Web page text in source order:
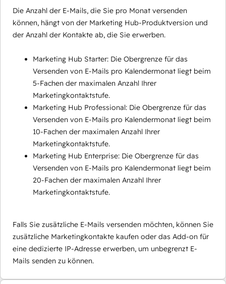
Die Anzahl der E-Mails, die Sie pro Monat versenden
können, hängt von der Marketing Hub-Produktversion und
der Anzahl der Kontakte ab, die Sie erwerben.
Marketing Hub Starter: Die Obergrenze für das
Versenden von E-Mails pro Kalendermonat liegt beim
5-Fachen der maximalen Anzahl Ihrer
Marketingkontaktstufe.
Marketing Hub Professional: Die Obergrenze für das
Versenden von E-Mails pro Kalendermonat liegt beim
10-Fachen der maximalen Anzahl Ihrer
Marketingkontaktstufe.
Marketing Hub Enterprise: Die Obergrenze für das
Versenden von E-Mails pro Kalendermonat liegt beim
20-Fachen der maximalen Anzahl Ihrer
Marketingkontaktstufe.
Falls Sie zusätzliche E-Mails versenden möchten, können Sie
zusätzliche Marketingkontakte kaufen oder das Add-on für
eine dedizierte IP-Adresse erwerben, um unbegrenzt E-
Mails senden zu können.